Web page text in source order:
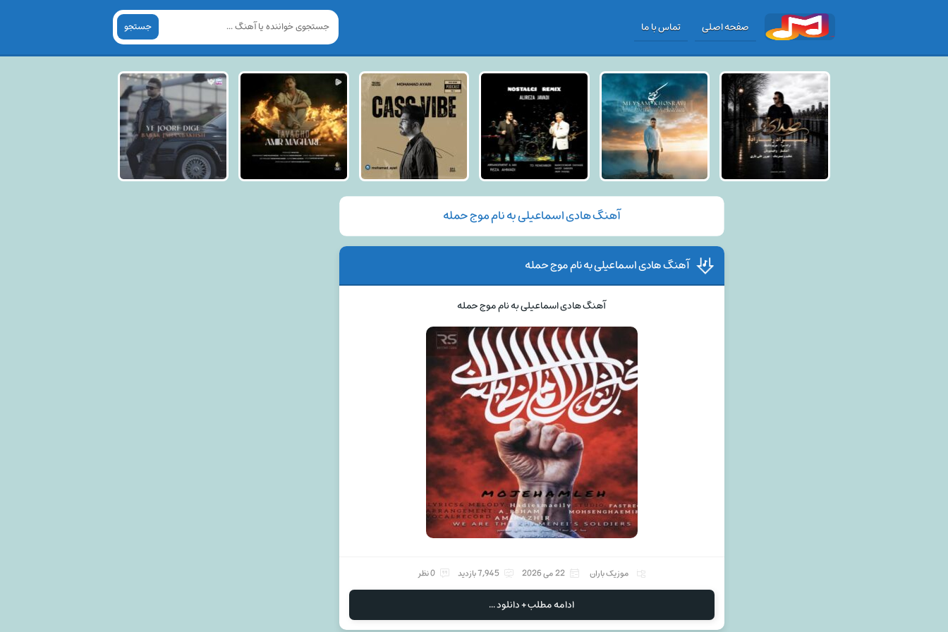
صفحه اصلی تماس با ما جستجو
آهنگ هادی اسماعیلی به نام موج حمله
آهنگ هادی اسماعیلی به نام موج حمله
آهنگ هادی اسماعیلی به نام موج حمله
موزیک باران 22 می 2026 7,945 بازدید 0 نظر
ادامه مطلب + دانلود ...